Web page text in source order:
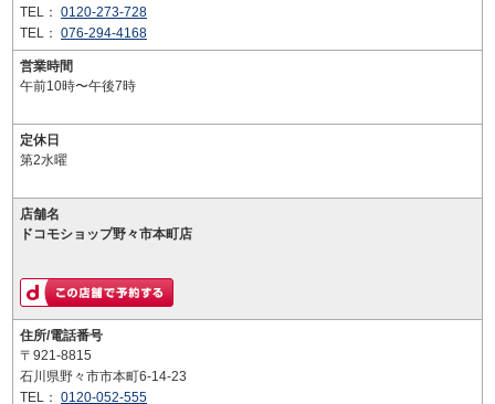
TEL： 0120-273-728
TEL： 076-294-4168
営業時間
午前10時〜午後7時
定休日
第2水曜
店舗名
ドコモショップ野々市本町店
住所/電話番号
〒921-8815
石川県野々市市本町6-14-23
TEL： 0120-052-555